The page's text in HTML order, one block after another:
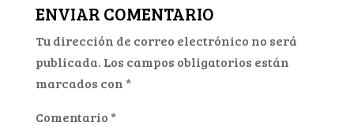
ENVIAR COMENTARIO
Tu dirección de correo electrónico no será
publicada. Los campos obligatorios están
marcados con *
Comentario *